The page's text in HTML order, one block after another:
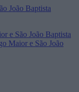
Maior e São João